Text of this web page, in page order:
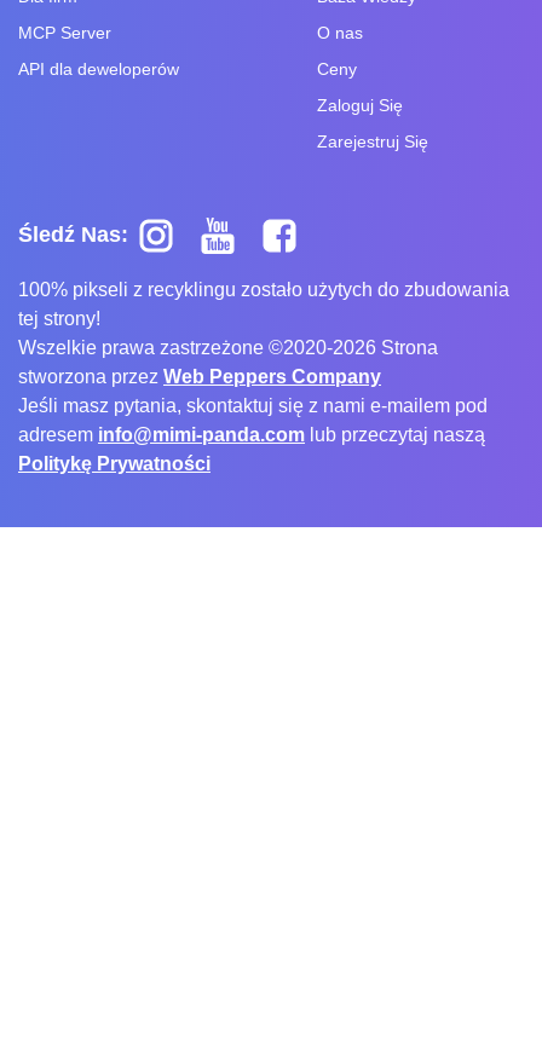
MCP Server
API dla deweloperów
O nas
Ceny
Zaloguj Się
Zarejestruj Się
Śledź Nas:
100% pikseli z recyklingu zostało użytych do zbudowania
tej strony!
Wszelkie prawa zastrzeżone ©2020-2026 Strona
stworzona przez Web Peppers Company
Jeśli masz pytania, skontaktuj się z nami e-mailem pod
adresem info@mimi-panda.com lub przeczytaj naszą
Politykę Prywatności